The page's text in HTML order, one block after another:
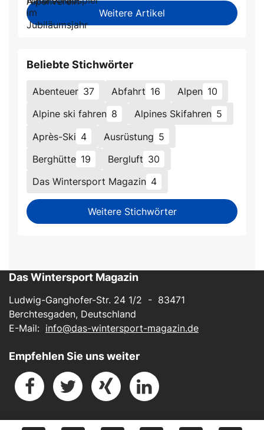
Weitere Artikel
Beliebte Stichwörter
Abenteuer 37 Abfahrt 16 Alpen 10
Alpine ski fahren 8 Alpines Skifahren 5
Après-Ski 4 Ausrüstung 5
Berghütte 19 Bergluft 30
Das Wintersport Magazin 4
Weitere Stichwörter
Das Wintersport Magazin
Ludwig-Ganghofer-Str. 24 1/2 - 83471
Berchtesgaden, Deutschland
E-Mail: info@das-wintersport-magazin.de
Empfehlen Sie uns weiter
Impressum -Datenschutz